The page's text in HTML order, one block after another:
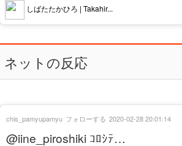
しばたたかひろ | Takahir...
ネットの反応
@iine_piroshiki ｺﾛｼﾃ…
chis_pamyupamyu フォローする 2020-02-28 20:01:14